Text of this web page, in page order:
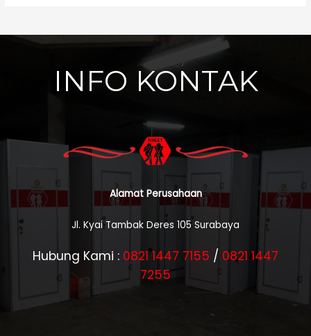
INFO KONTAK
Alamat Perusahaan
Jl. Kyai Tambak Deres 105 Surabaya
Hubung Kami : 0821 1447 7155 / 0821 1447
7255